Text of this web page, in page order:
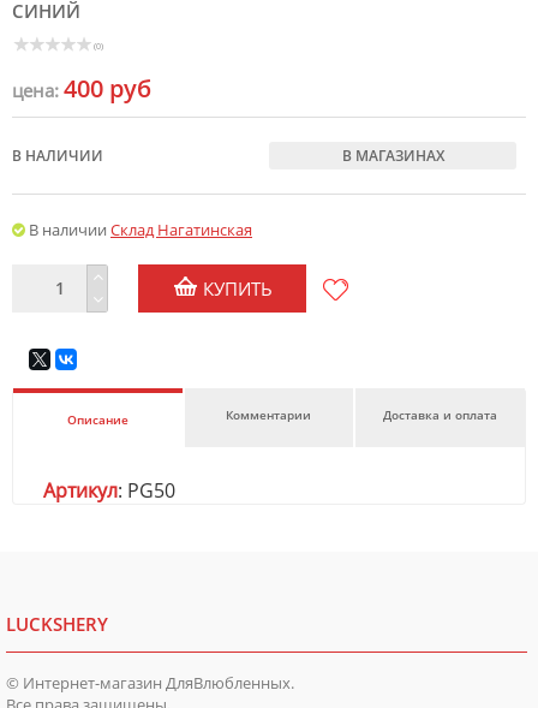
СИНИЙ
(0)
цена: 400 руб
В НАЛИЧИИ В МАГАЗИНАХ
В наличии Склад Нагатинская
КУПИТЬ
Описание Комментарии Доставка и оплата
Артикул: PG50
LUCKSHERY
© Интернет-магазин ДляВлюбленных.